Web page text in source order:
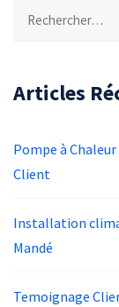
Rechercher :
Articles
Pompe à
Client
Installation
Mandé
Temoignage